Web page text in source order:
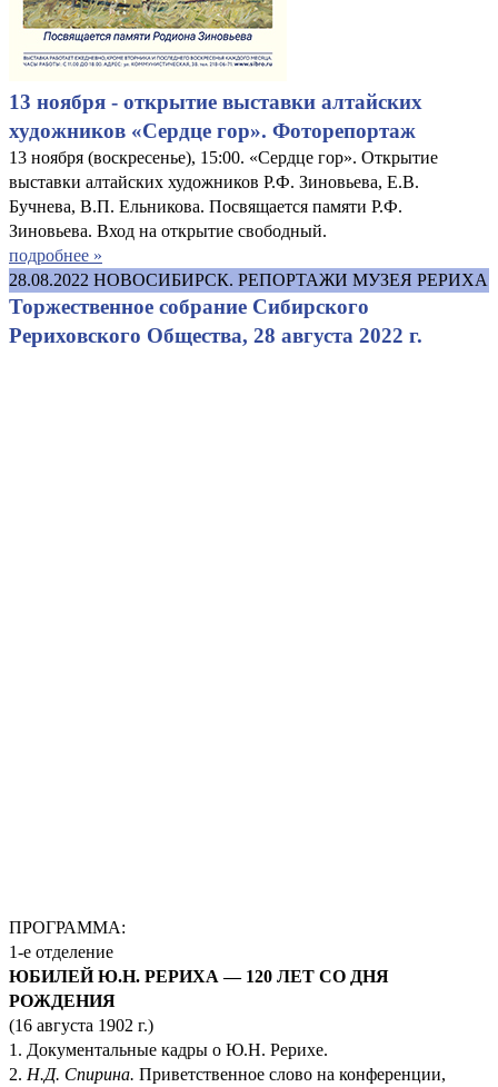
13 ноября - открытие выставки алтайских
художников «Сердце гор». Фоторепортаж
13 ноября (воскресенье), 15:00. «Сердце гор». Открытие
выставки алтайских художников Р.Ф. Зиновьева, Е.В.
Бучнева, В.П. Ельникова. Посвящается памяти Р.Ф.
Зиновьева. Вход на открытие свободный.
подробнее »
28.08.2022 НОВОСИБИРСК. РЕПОРТАЖИ МУЗЕЯ РЕРИХА
Торжественное собрание Сибирского
Рериховского Общества, 28 августа 2022 г.
ПРОГРАММА:
1-е отделение
ЮБИЛЕЙ Ю.Н. РЕРИХА — 120 ЛЕТ СО ДНЯ
РОЖДЕНИЯ
(16 августа 1902 г.)
1. Документальные кадры о Ю.Н. Рерихе.
2. Н.Д. Спирина. Приветственное слово на конференции,